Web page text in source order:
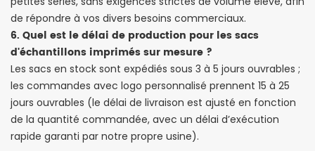
de répondre à vos divers besoins commerciaux.
6. Quel est le délai de production pour les sacs
d'échantillons imprimés sur mesure ?
Les sacs en stock sont expédiés sous 3 à 5 jours ouvrables ;
les commandes avec logo personnalisé prennent 15 à 25
jours ouvrables (le délai de livraison est ajusté en fonction
de la quantité commandée, avec un délai d’exécution
rapide garanti par notre propre usine).